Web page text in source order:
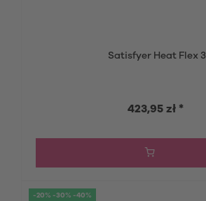
Satisfyer Heat Flex 3
423,95 zł *
-20% -30% -40%